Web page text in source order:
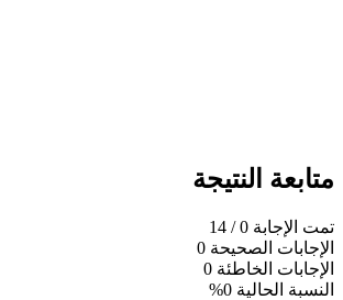
متابعة النتيجة
تمت الإجابة 0
/ 14
الإجابات الصحيحة 0
الإجابات الخاطئة 0
النسبة الحالية 0%